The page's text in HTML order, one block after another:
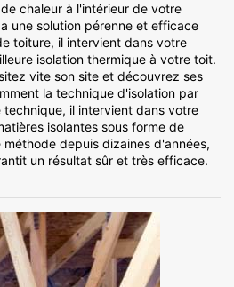
chaleur à l'intérieur de votre
une solution pérenne et efficace
toiture, il intervient dans votre
isolation thermique à votre toit.
vite son site et découvrez ses
la technique d'isolation par
il intervient dans votre
isolantes sous forme de
depuis dizaines d'années,
un résultat sûr et très efficace.